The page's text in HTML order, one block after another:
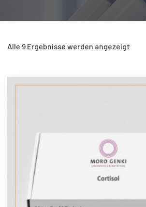
Alle 9 Ergebnisse werden angezeigt